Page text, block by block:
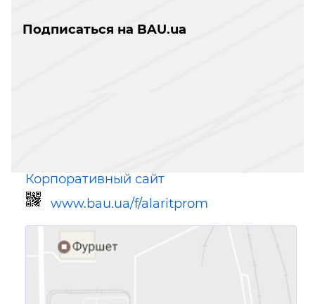
Подписаться на BAU.ua
Корпоративный сайт
www.bau.ua/f/alaritprom